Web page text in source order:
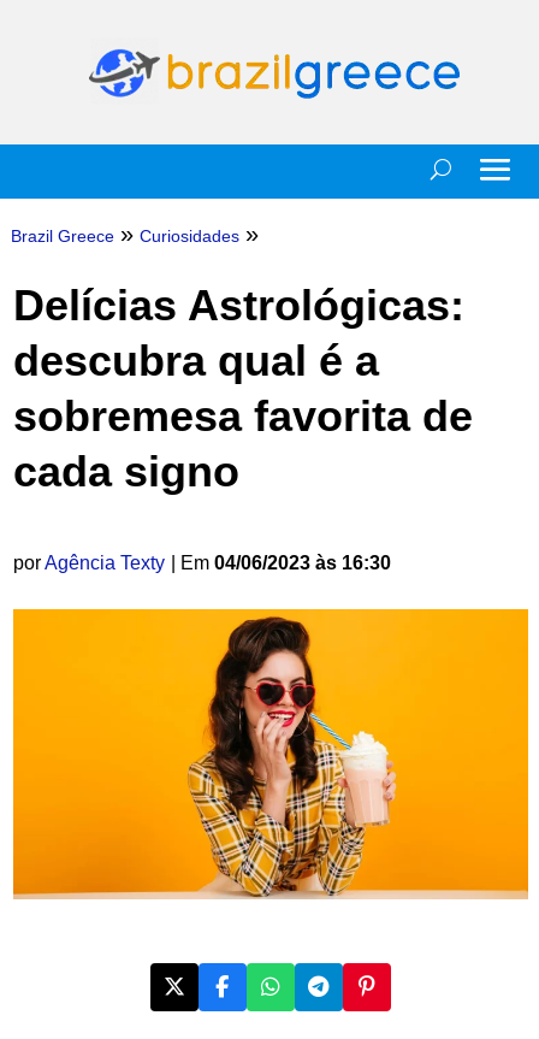
Brazil Greece » Curiosidades »
Delícias Astrológicas:
descubra qual é a
sobremesa favorita de
cada signo
porAgência Texty | Em 04/06/2023 às 16:30